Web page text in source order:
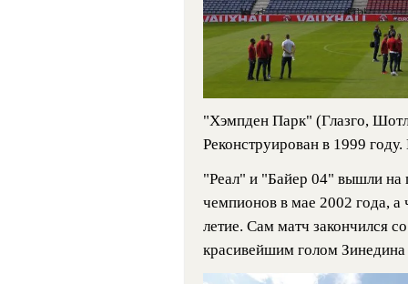
"Хэмпден Парк" (Глазго,
Реконструирован в 1999
"Реал" и "Байер 04" вышли
чемпионов в мае 2002 года, а
летие. Сам матч закончился
красивейшим голом